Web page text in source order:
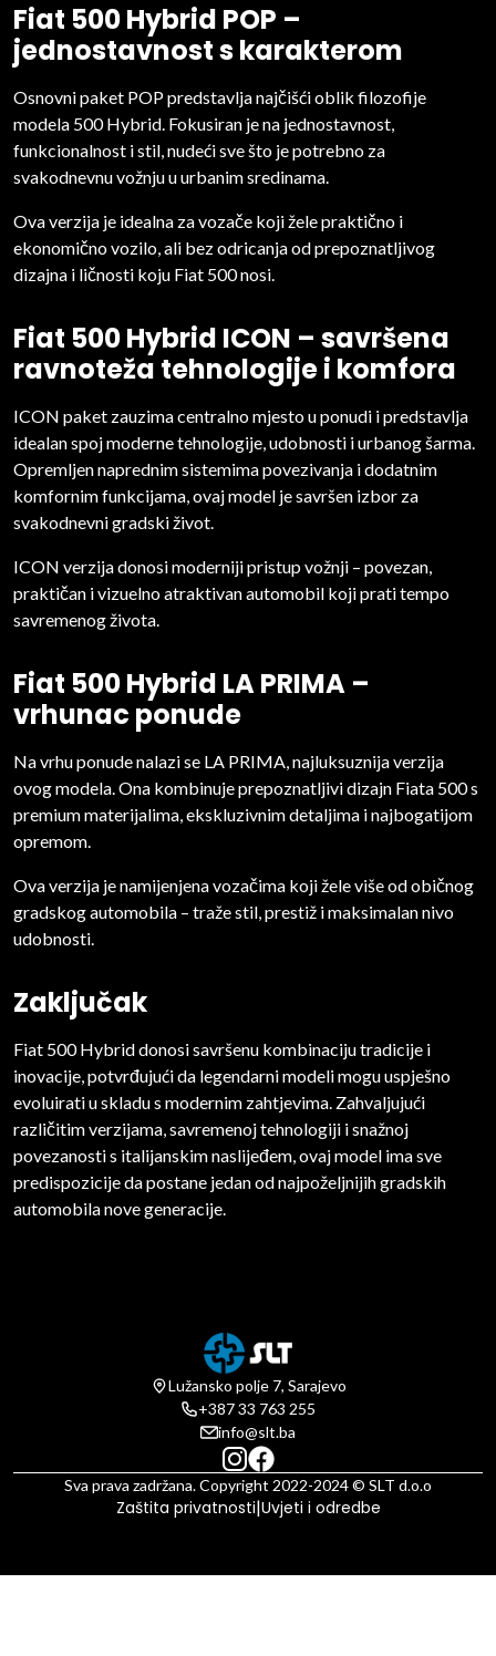
Fiat 500 Hybrid POP –
jednostavnost s karakterom
Osnovni paket POP predstavlja najčišći oblik filozofije
modela 500 Hybrid. Fokusiran je na jednostavnost,
funkcionalnost i stil, nudeći sve što je potrebno za
svakodnevnu vožnju u urbanim sredinama.
Ova verzija je idealna za vozače koji žele praktično i
ekonomično vozilo, ali bez odricanja od prepoznatljivog
dizajna i ličnosti koju Fiat 500 nosi.
Fiat 500 Hybrid ICON – savršena
ravnoteža tehnologije i komfora
ICON paket zauzima centralno mjesto u ponudi i predstavlja
idealan spoj moderne tehnologije, udobnosti i urbanog šarma.
Opremljen naprednim sistemima povezivanja i dodatnim
komfornim funkcijama, ovaj model je savršen izbor za
svakodnevni gradski život.
ICON verzija donosi moderniji pristup vožnji – povezan,
praktičan i vizuelno atraktivan automobil koji prati tempo
savremenog života.
Fiat 500 Hybrid LA PRIMA –
vrhunac ponude
Na vrhu ponude nalazi se LA PRIMA, najluksuznija verzija
ovog modela. Ona kombinuje prepoznatljivi dizajn Fiata 500 s
premium materijalima, ekskluzivnim detaljima i najbogatijom
opremom.
Ova verzija je namijenjena vozačima koji žele više od običnog
gradskog automobila – traže stil, prestiž i maksimalan nivo
udobnosti.
Zaključak
Fiat 500 Hybrid donosi savršenu kombinaciju tradicije i
inovacije, potvrđujući da legendarni modeli mogu uspješno
evoluirati u skladu s modernim zahtjevima. Zahvaljujući
različitim verzijama, savremenoj tehnologiji i snažnoj
povezanosti s italijanskim naslijeđem, ovaj model ima sve
predispozicije da postane jedan od najpoželjnijih gradskih
automobila nove generacije.
Lužansko polje 7, Sarajevo
+387 33 763 255
info@slt.ba
Sva prava zadržana. Copyright 2022-2024 © SLT d.o.o
Zaštita privatnosti|Uvjeti i odredbe